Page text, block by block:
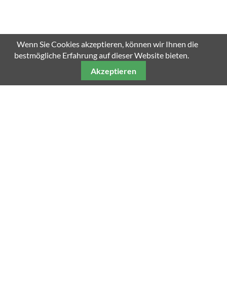
Wenn Sie Cookies akzeptieren, können wir Ihnen die
bestmögliche Erfahrung auf dieser Website bieten.
Akzeptieren